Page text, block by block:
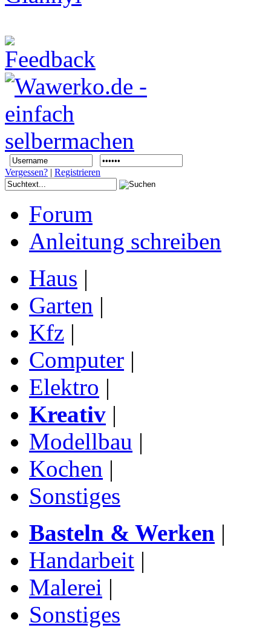
Vergessen? | Registrieren
Forum
Anleitung schreiben
Haus |
Garten |
Kfz |
Computer |
Elektro |
Kreativ |
Modellbau |
Kochen |
Sonstiges
Basteln & Werken |
Handarbeit |
Malerei |
Sonstiges